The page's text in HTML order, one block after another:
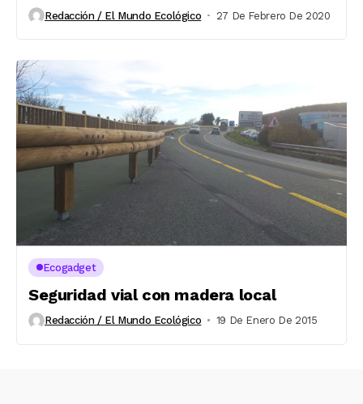
Redacción / El Mundo Ecológico 27 De Febrero De 2020
Ecogadget
Seguridad vial con madera local
Redacción / El Mundo Ecológico 19 De Enero De 2015